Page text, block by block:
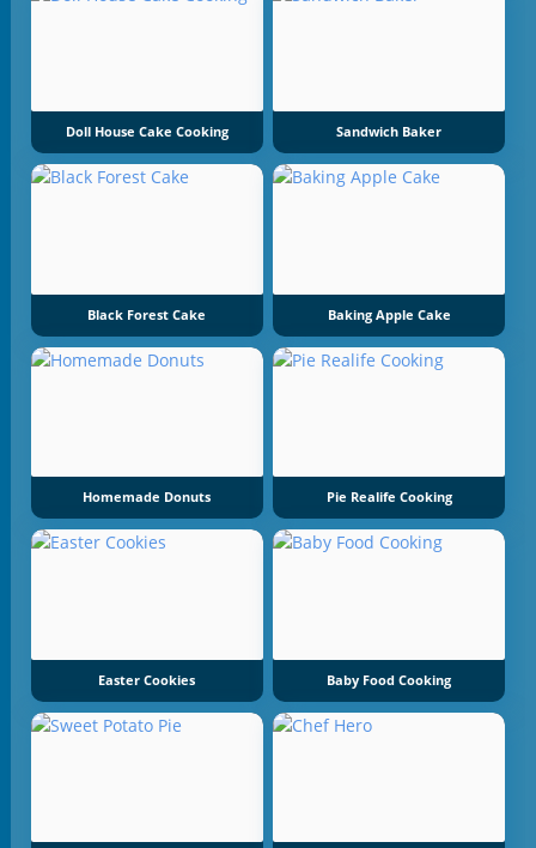
Doll House Cake Cooking Sandwich Baker
Black Forest Cake Baking Apple Cake
Homemade Donuts Pie Realife Cooking
Easter Cookies Baby Food Cooking